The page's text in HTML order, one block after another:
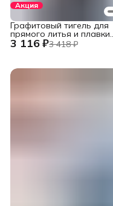
Акция
3 116 ₽3 418 ₽
Графитовый тигель для
прямого литья и плавки
металлов в печах
установок INDUTHERM
V245/H120/78